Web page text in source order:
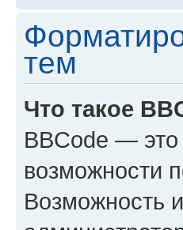
тем
Что такое
BBCode —
возможности
Возможность